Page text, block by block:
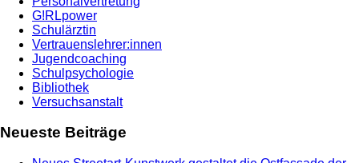
G!RLpower
Schulärztin
Vertrauenslehrer:innen
Jugendcoaching
Schulpsychologie
Bibliothek
Versuchsanstalt
Neueste Beiträge